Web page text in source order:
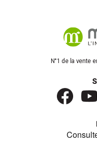
N°1 de la vente